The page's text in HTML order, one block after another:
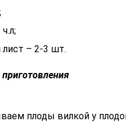
– 2-3 шт.
плоды вилкой у